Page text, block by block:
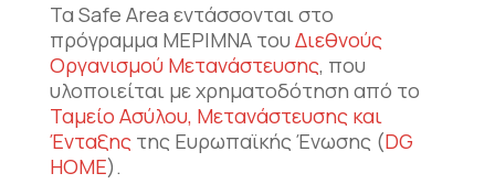
Τα Safe Area εντάσσονται στο
πρόγραμμα ΜΕΡΙΜΝΑ του Διεθνούς
Οργανισμού Μετανάστευσης, που
υλοποιείται με χρηματοδότηση από το
Ταμείο Ασύλου, Μετανάστευσης και
Ένταξηςτης Ευρωπαϊκής Ένωσης (DG
HOME).